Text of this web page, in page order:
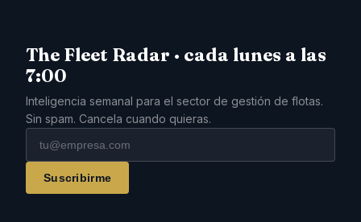
The Fleet Radar · cada lunes a las
7:00
Inteligencia semanal para el sector de gestión de flotas.
Sin spam. Cancela cuando quieras.
Suscribirme